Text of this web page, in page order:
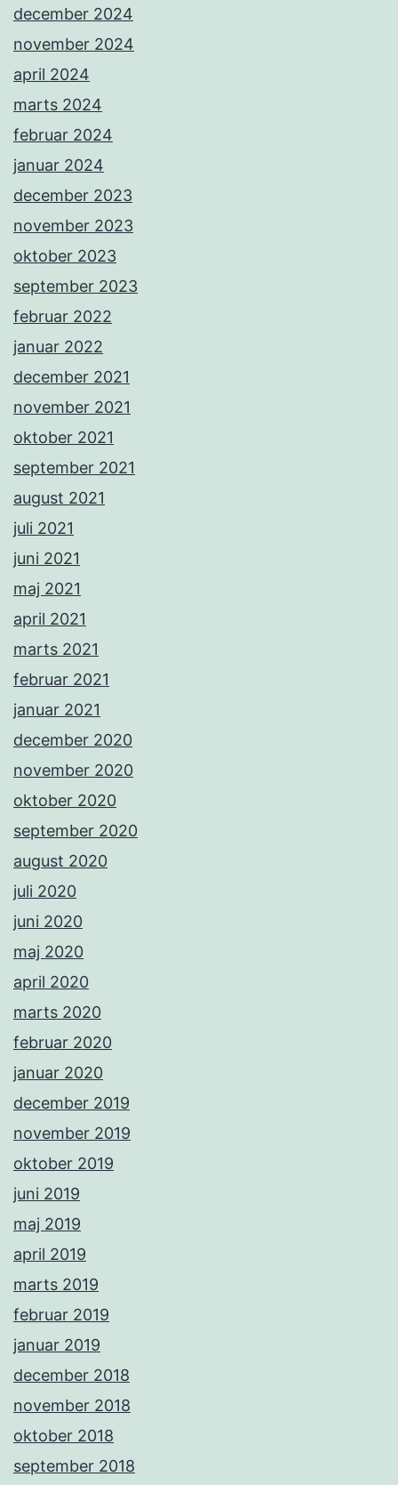
december 2024
november 2024
april 2024
marts 2024
februar 2024
januar 2024
december 2023
november 2023
oktober 2023
september 2023
februar 2022
januar 2022
december 2021
november 2021
oktober 2021
september 2021
august 2021
juli 2021
juni 2021
maj 2021
april 2021
marts 2021
februar 2021
januar 2021
december 2020
november 2020
oktober 2020
september 2020
august 2020
juli 2020
juni 2020
maj 2020
april 2020
marts 2020
februar 2020
januar 2020
december 2019
november 2019
oktober 2019
juni 2019
maj 2019
april 2019
marts 2019
februar 2019
januar 2019
december 2018
november 2018
oktober 2018
september 2018